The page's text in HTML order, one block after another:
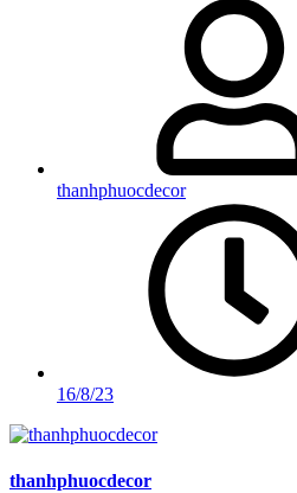
thanhphuocdecor
16/8/23
thanhphuocdecor